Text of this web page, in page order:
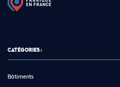
CATÉGORIES :
Bâtiments